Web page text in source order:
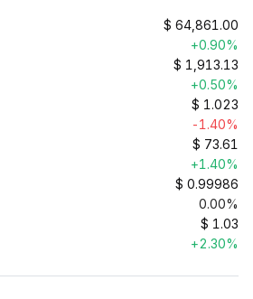
$ 64,861.00
+0.90%
$ 1,913.13
+0.50%
$ 1.023
-1.40%
$ 73.61
+1.40%
$ 0.99986
0.00%
$ 1.03
+2.30%